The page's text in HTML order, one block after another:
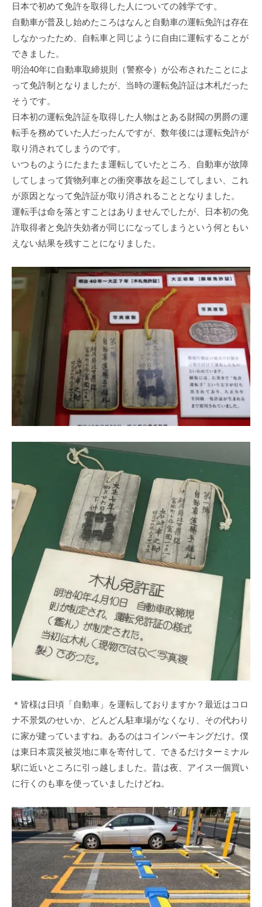
日本で初めて免許を取得した人についての雑学です。
自動車が普及し始めたころはなんと自動車の運転免許は存在
しなかったため、自転車と同じように自由に運転することが
できました。
明治40年に自動車取締規則（警察令）が公布されたことによ
って免許制となりましたが、当時の運転免許証は木札だった
そうです。
日本初の運転免許証を取得した人物はとある財閥の男爵の運
転手を務めていた人だったんですが、数年後には運転免許が
取り消されてしまうのです。
いつものようにたまたま運転していたところ、自動車が故障
してしまって貨物列車との衝突事故を起こしてしまい、これ
が原因となって免許証が取り消されることとなりました。
運転手は命を落とすことはありませんでしたが、日本初の免
許取得者と免許失効者が同じになってしまうという何ともい
えない結果を残すことになりました。
＊皆様は日頃「自動車」を運転しておりますか？最近はコロ
ナ不景気のせいか、どんどん駐車場がなくなり、その代わり
に家が建っていますね。あるのはコインパーキングだけ。僕
は東日本震災被災地に車を寄付して、できるだけターミナル
駅に近いところに引っ越しました。昔は夜、アイス一個買い
に行くのも車を使っていましたけどね。